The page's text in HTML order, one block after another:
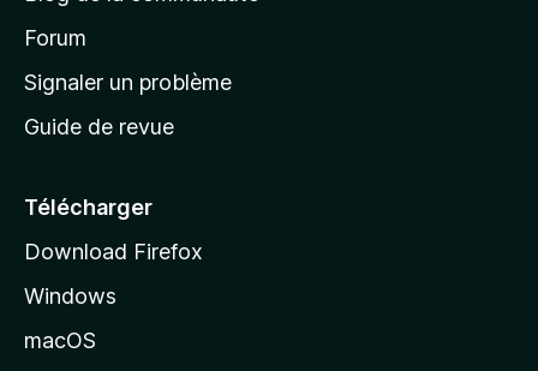
d
a
c
e
l
d
Forum
Signaler un problème
Guide de revue
Télécharger
Download Firefox
Windows
macOS